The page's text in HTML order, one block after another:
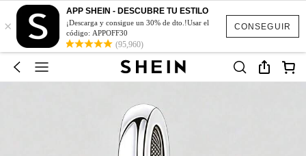
CONSEGUIR
×
APP SHEIN - DESCUBRE TU ESTILO
¡Descarga y consigue un 30% de dto.!Usar el
código: APPOFF30
(95,960)